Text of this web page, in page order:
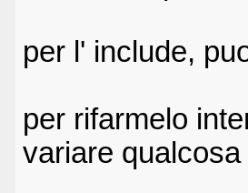
per l' include,
per rifarmelo
variare